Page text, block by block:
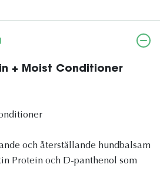
+ Moist Conditioner
och återställande hundbalsam
Protein och D-panthenol som